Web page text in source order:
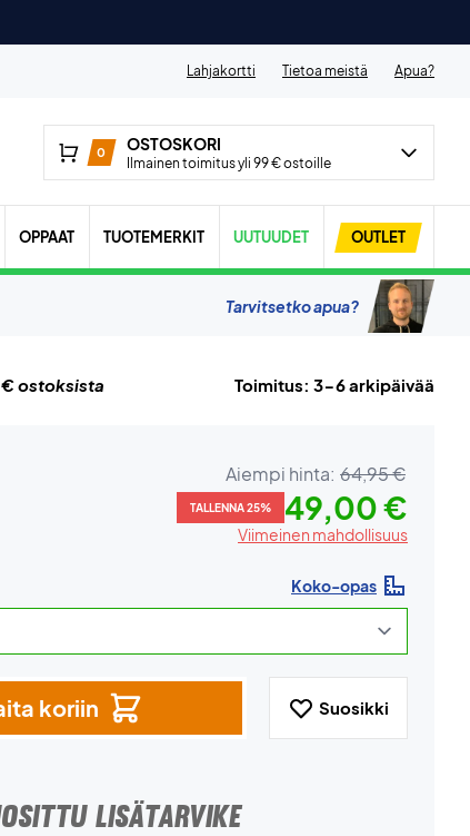
Lahjakortti Tietoa meistä Apua?
0 OSTOSKORI
Ilmainen toimitus yli 99 € ostoille
OPPAAT TUOTEMERKIT UUTUUDET OUTLET
Tarvitsetko apua?
€ ostoksista Toimitus: 3-6 arkipäivää
Aiempi hinta: 64,95 €
TALLENNA 25% 49,00 €
Viimeinen mahdollisuus
Koko-opas
koriin Suosikki
LISÄTARVIKE